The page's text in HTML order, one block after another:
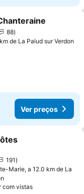
aos favoritos
88
de La Palud sur Verdon
Ver preços
aos favoritos
191
Marie, a 12.0 km de La
com vistasVer preços